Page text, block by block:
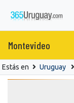
Montevideo
Estás en Uruguay